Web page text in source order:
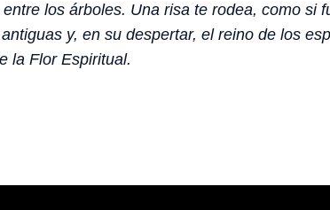
los árboles. Una risa te rodea, como si
y, en su despertar, el reino de los
la Flor Espiritual.